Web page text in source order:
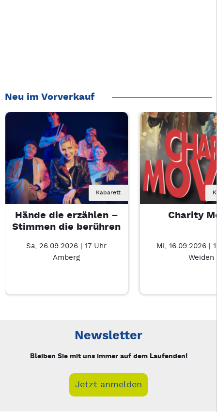
Neu im Vorverkauf
Kabarett
Hände die erzählen –
Stimmen die berühren
Sa, 26.09.2026 | 17 Uhr
Amberg
Charity
Mi, 16.09.2026 |
Weiden
Newsletter
Bleiben Sie mit uns immer auf dem Laufenden!
Jetzt anmelden